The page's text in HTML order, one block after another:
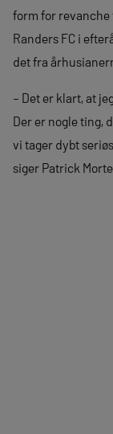
form for revanche
Randers FC i
det fra
– Det er klart, at
Der er nogle ting,
vi tager dybt
siger Patrick